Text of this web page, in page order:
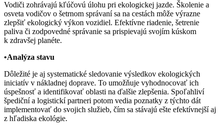
Vodiči zohrávajú kľúčovú úlohu pri ekologickej jazde. Školenie a
osveta vodičov o šetrnom správaní sa na cestách môže výrazne
zlepšiť ekologický výkon vozidiel. Efektívne riadenie, šetrenie
paliva či zodpovedné správanie sa prispievajú svojím kúskom
k zdravšej planéte.
•Analýza stavu
Dôležité je aj systematické sledovanie výsledkov ekologických
iniciatív v nákladnej doprave. To umožňuje vyhodnocovať ich
úspešnosť a identifikovať oblasti na ďalšie zlepšenia. Spoľahliví
špediční a logistickí partneri potom vedia poznatky z týchto dát
implementovať do svojich služieb, čím sa stávajú ešte efektívnejší aj
z hľadiska ekológie.